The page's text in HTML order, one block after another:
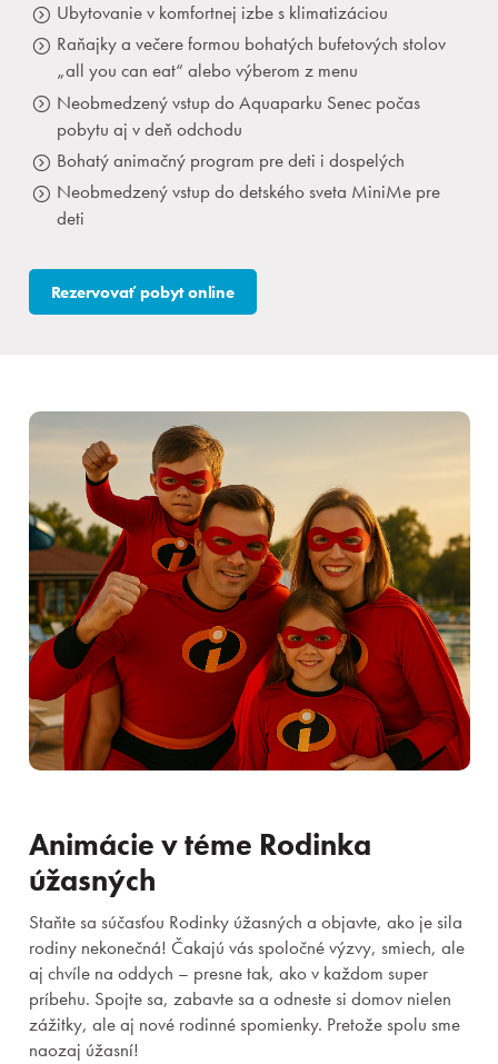
Ubytovanie v komfortnej izbe s klimatizáciou
Raňajky a večere formou bohatých bufetových stolov
„all you can eat“ alebo výberom z menu
Neobmedzený vstup do Aquaparku Senec počas
pobytu aj v deň odchodu
Bohatý animačný program pre deti i dospelých
Neobmedzený vstup do detského sveta MiniMe pre
deti
Rezervovať pobyt online
Animácie v téme Rodinka
úžasných
Staňte sa súčasťou Rodinky úžasných a objavte, ako je sila
rodiny nekonečná! Čakajú vás spoločné výzvy, smiech, ale
aj chvíle na oddych – presne tak, ako v každom super
príbehu. Spojte sa, zabavte sa a odneste si domov nielen
zážitky, ale aj nové rodinné spomienky. Pretože spolu sme
naozaj úžasní!